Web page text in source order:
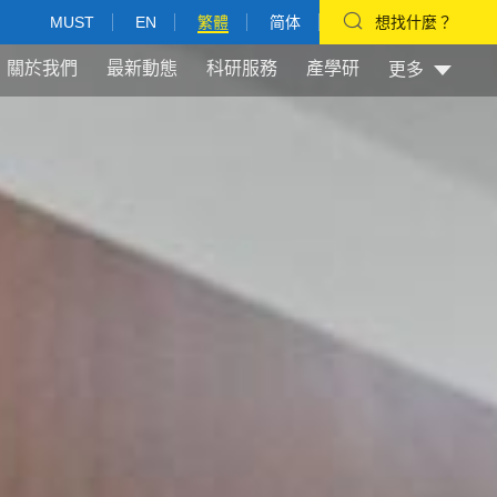
MUST EN 繁體 简体 想找什麼？
關於我們 最新動態 科研服務 產學研 更多